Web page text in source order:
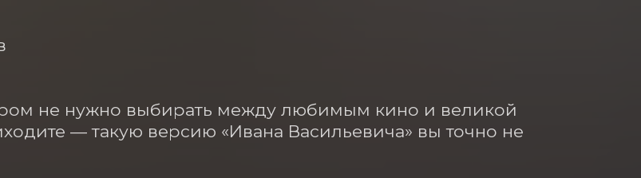
не нужно выбирать между любимым кино и великой
— такую версию «Ивана Васильевича» вы точно не